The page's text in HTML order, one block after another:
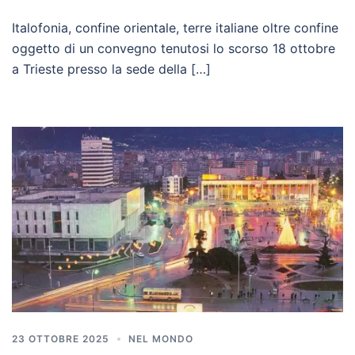
Italofonia, confine orientale, terre italiane oltre confine
oggetto di un convegno tenutosi lo scorso 18 ottobre
a Trieste presso la sede della […]
23 OTTOBRE 2025 NEL MONDO